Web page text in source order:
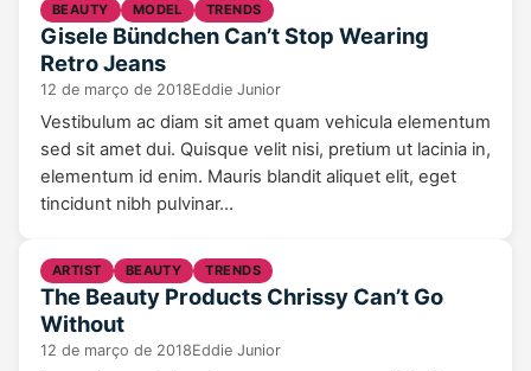
BEAUTY MODEL TRENDS
Gisele Bündchen Can’t Stop Wearing
Retro Jeans
12 de março de 2018Eddie Junior
Vestibulum ac diam sit amet quam vehicula elementum
sed sit amet dui. Quisque velit nisi, pretium ut lacinia in,
elementum id enim. Mauris blandit aliquet elit, eget
tincidunt nibh pulvinar…
ARTIST BEAUTY TRENDS
The Beauty Products Chrissy Can’t Go
Without
12 de março de 2018Eddie Junior